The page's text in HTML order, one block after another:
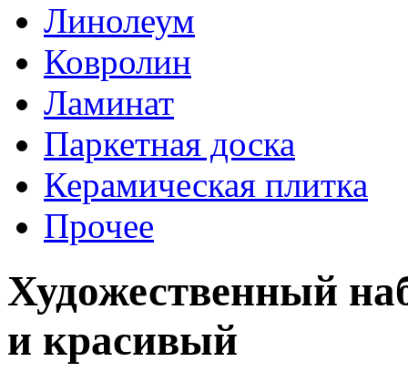
Линолеум
Ковролин
Ламинат
Паркетная доска
Керамическая плитка
Прочее
Художественный
и красивый